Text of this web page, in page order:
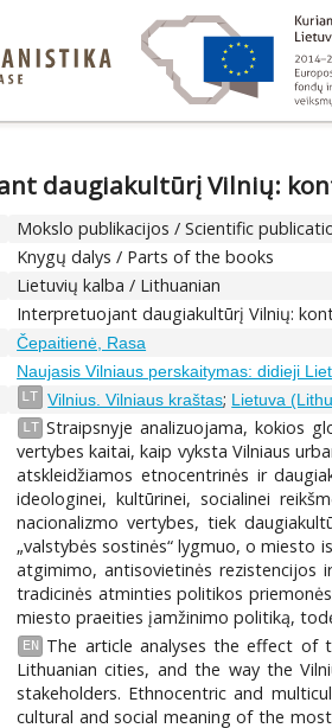
daugiakultūrį Vilnių:
Mokslo publikacijos / Scientific
Knygų dalys / Parts of the books
Lietuvių kalba / Lithuanian
Interpretuojant daugiakultūrį Vilnių:
Čepaitienė, Rasa
Naujasis Vilniaus perskaitymas: didieji
LT Vilnius. Vilniaus kraštas; Lietuva
LT Straipsnyje analizuojama, kokios
vertybes kaitai, kaip vyksta Vilniaus
atskleidžiamos etnocentrinės ir
ideologinei, kultūrinei, socialinei
nacionalizmo vertybes, tiek
„valstybės sostinės“ lygmuo, o miesto
atgimimo, antisovietinės rezistencijos
tradicinės atminties politikos
miesto praeities įamžinimo politiką,
EN
The article analyses the effect of
Lithuanian cities, and the way the
stakeholders. Ethnocentric and
cultural and social meaning of the